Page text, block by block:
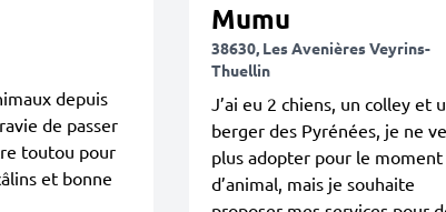
depuis
de passer
toutou pour
et bonne
Mumu
38630, Les Avenières Veyrins-
Thuellin
J’ai eu 2 chiens, un colley et
berger des Pyrénées, je ne
plus adopter pour le moment
d’animal, mais je souhaite